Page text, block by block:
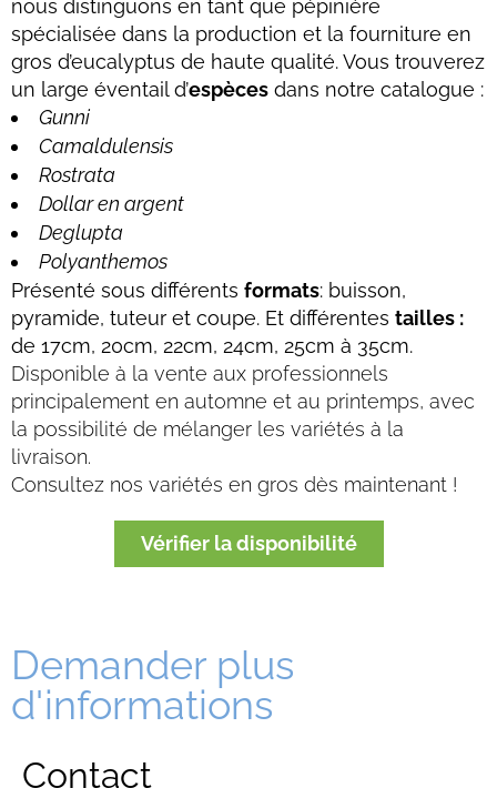
nous distinguons en tant que pépinière
spécialisée dans la production et la fourniture en
gros d’eucalyptus de haute qualité. Vous trouverez
un large éventail d’espèces dans notre catalogue :
Gunni
Camaldulensis
Rostrata
Dollar en argent
Deglupta
Polyanthemos
Présenté sous différents formats: buisson,
pyramide, tuteur et coupe. Et différentes tailles :
de 17cm, 20cm, 22cm, 24cm, 25cm à 35cm.
Disponible à la vente aux professionnels
principalement en automne et au printemps, avec
la possibilité de mélanger les variétés à la
livraison.
Consultez nos variétés en gros dès maintenant !
Vérifier la disponibilité
Demander plus
d'informations
Contact